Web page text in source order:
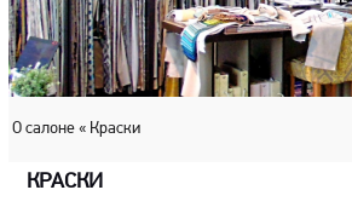
О салоне « Краски
КРАСКИ